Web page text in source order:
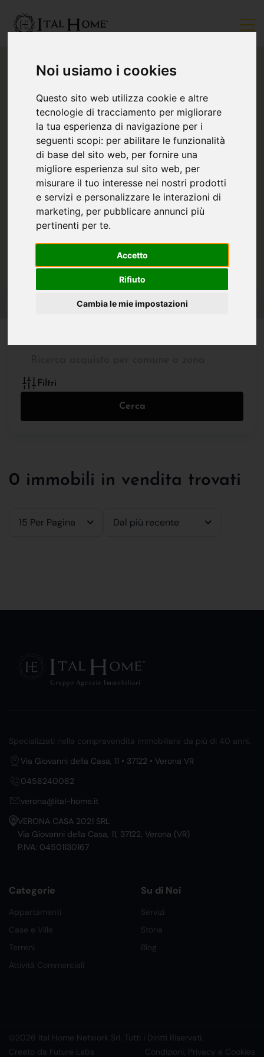
Noi usiamo i cookies
Questo sito web utilizza cookie e altre
tecnologie di tracciamento per migliorare
la tua esperienza di navigazione per i
seguenti scopi: per abilitare le funzionalità
di base del sito web, per fornire una
migliore esperienza sul sito web, per
misurare il tuo interesse nei nostri prodotti
e servizi e personalizzare le interazioni di
marketing, per pubblicare annunci più
pertinenti per te.
Accetto
Rifiuto
Cambia le mie impostazioni
Filtri
Cerca
0 immobili in vendita trovati
15 Per Pagina Dal più recente
Specializzati nella compravendita immobiliare da più di 40 anni.
Via Giovanni della Casa, 11 • 37122 • Verona VR
0458240082
verona@ital-home.it
VERONA CASA 2021 SRL
Via Giovanni della Casa, 11, 37122, Verona (VR)
P.IVA: 04501130167
Categorie
Appartamenti
Case e Ville
Terreni
Attività Commerciali
Su di Noi
Servizi
Storia
Blog
©2026 Ital Home Network Srl. Tutti i Diritti Riservati.
Creato da Future Labs
Condizioni, Privacy e Cookies